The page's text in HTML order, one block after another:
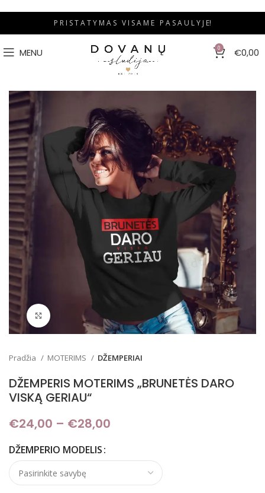
P R I S T A T Y M A S V I S A M E P A S A U L Y J E!
MENU 0 €0,00
Padidinti
Pradžia MOTERIMS DŽEMPERIAI
DŽEMPERIS MOTERIMS „BRUNETĖS DARO
VISKĄ GERIAU“
€24,00 – €28,00
DŽEMPERIO MODELIS